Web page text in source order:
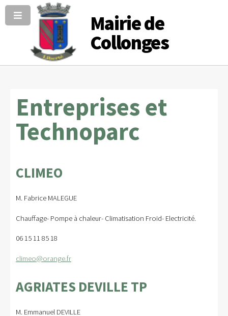
Mairie de
Collonges
Entreprises et
Technoparc
CLIMEO
M. Fabrice MALEGUE
Chauffage- Pompe à chaleur- Climatisation Froid- Electricité.
06 15 11 85 18
climeo@orange.fr
AGRIATES DEVILLE TP
M. Emmanuel DEVILLE